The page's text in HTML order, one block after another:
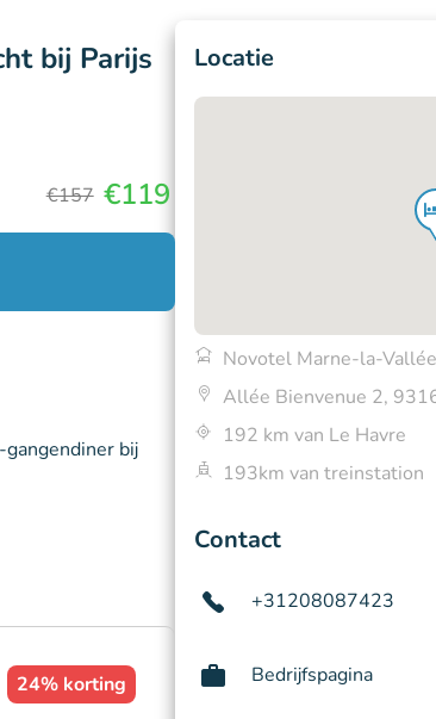
bij Parijs
€157 €119
bij
24% korting
Locatie
Novotel Marne-la-
Allée Bienvenue 2,
192 km van Le Havre
193km van treinstation
Contact
+31208087423
Bedrijfspagina